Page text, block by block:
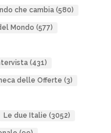
che cambia(580)
Mondo (577)
(431)
delle Offerte (3)
Le due Italie (3052)